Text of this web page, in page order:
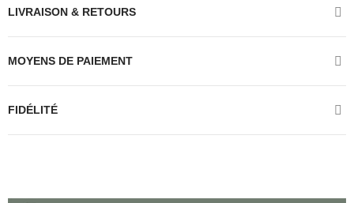
LIVRAISON & RETOURS
MOYENS DE PAIEMENT
FIDÉLITÉ